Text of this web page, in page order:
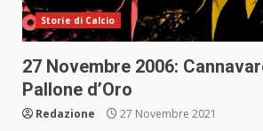
Storie di Calcio
27 Novembre 2006:
Pallone d’Oro
Redazione 27 Novembre 2021